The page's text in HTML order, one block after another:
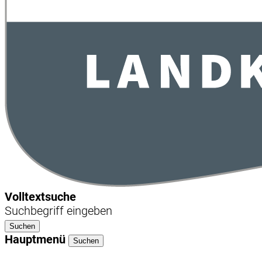
Volltextsuche
Suchbegriff eingeben
Suchen
Hauptmenü Suchen